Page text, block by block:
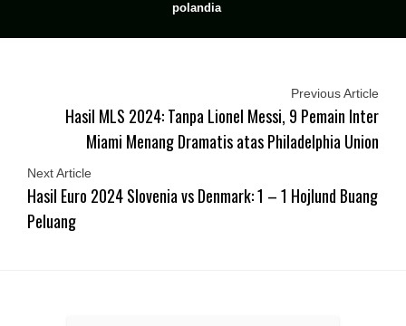
polandia
Previous Article
Hasil MLS 2024: Tanpa Lionel Messi, 9 Pemain Inter
Miami Menang Dramatis atas Philadelphia Union
Next Article
Hasil Euro 2024 Slovenia vs Denmark: 1 – 1 Hojlund Buang
Peluang